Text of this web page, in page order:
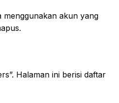
menggunakan akun yang
Halaman ini berisi daftar